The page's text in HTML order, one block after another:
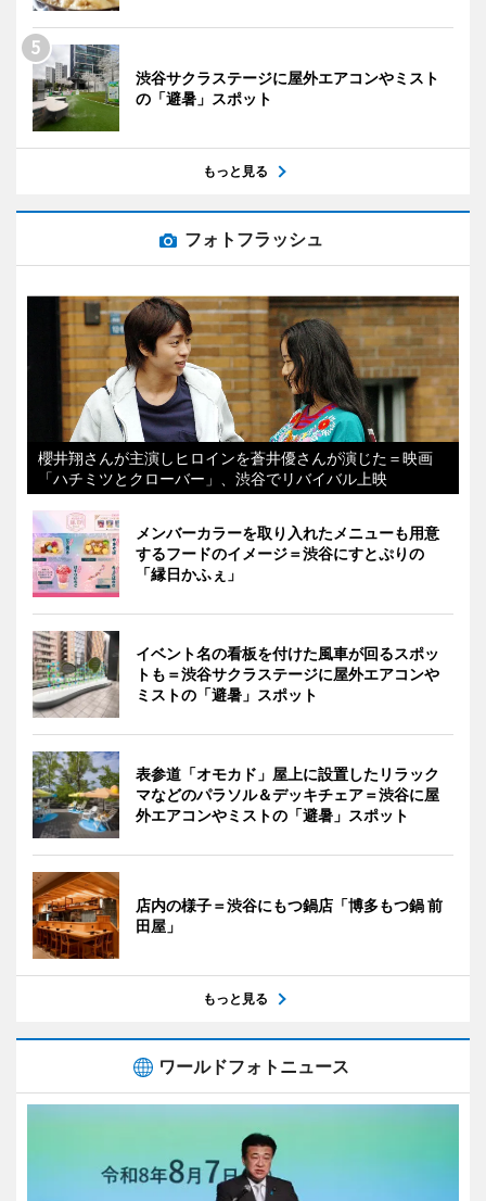
渋谷サクラステージに屋外エアコンやミスト
の「避暑」スポット
もっと見る
フォトフラッシュ
櫻井翔さんが主演しヒロインを蒼井優さんが演じた＝映画
「ハチミツとクローバー」、渋谷でリバイバル上映
メンバーカラーを取り入れたメニューも用意
するフードのイメージ＝渋谷にすとぷりの
「縁日かふぇ」
イベント名の看板を付けた風車が回るスポッ
トも＝渋谷サクラステージに屋外エアコンや
ミストの「避暑」スポット
表参道「オモカド」屋上に設置したリラック
マなどのパラソル＆デッキチェア＝渋谷に屋
外エアコンやミストの「避暑」スポット
店内の様子＝渋谷にもつ鍋店「博多もつ鍋 前
田屋」
もっと見る
ワールドフォトニュース